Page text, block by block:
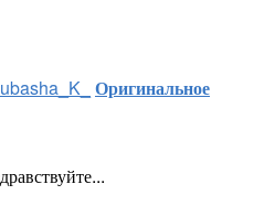
Оригинальное